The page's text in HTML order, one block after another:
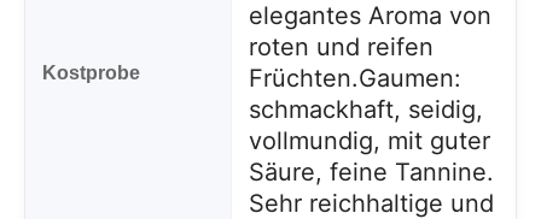
Kostprobe
elegantes Aroma von
roten und reifen
Früchten.Gaumen:
schmackhaft, seidig,
vollmundig, mit guter
Säure, feine Tannine.
Sehr reichhaltige und